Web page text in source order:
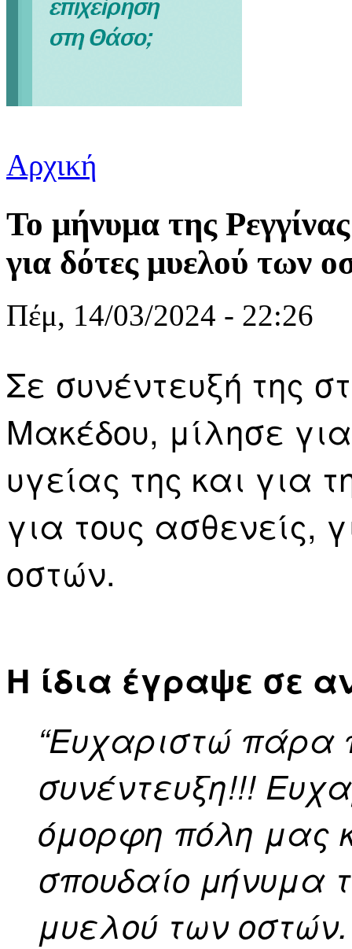
Είστε εδώ
Αρχική
Το μήνυμα της
για δότες μυελού των
Πέμ, 14/03/2024 - 22:26
Σε συνέντευξή της
Μακέδου, μίλησε
υγείας της και για
για τους ασθενείς,
οστών.
Η ίδια έγραψε σε
“Ευχαριστώ πάρα
συνέντευξη!!!
όμορφη πόλη μας
σπουδαίο μήνυμα
μυελού των